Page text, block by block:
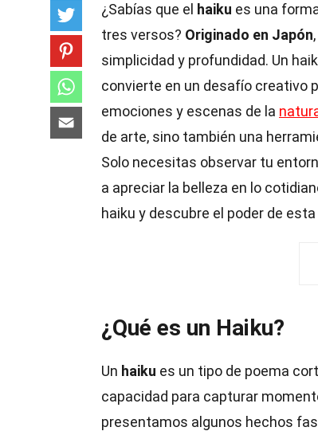
¿Sabías que el haiku es una
tres versos? Originado en Japón
simplicidad y profundidad. Un
convierte en un desafío creativo
emociones y escenas de la
de arte, sino también una
Solo necesitas observar tu
a apreciar la belleza en lo
haiku y descubre el poder de
¿Qué es un Haiku?
Un haiku es un tipo de poema
capacidad para capturar
presentamos algunos hechos